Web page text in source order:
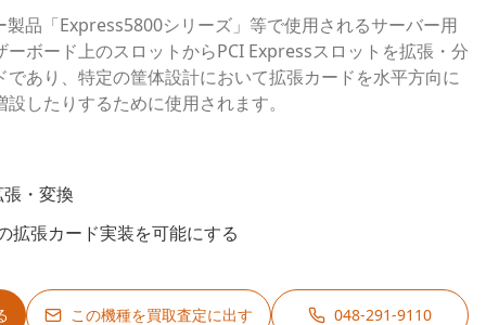
製品「Express5800シリーズ」等で使用されるサーバー用
ボード上のスロットからPCI Expressスロットを拡張・分
あり、特定の筐体設計において拡張カードを水平方向に
したりするために使用されます。
・変換
拡張カード実装を可能にする
この機種を買取査定に出す 048-291-9110